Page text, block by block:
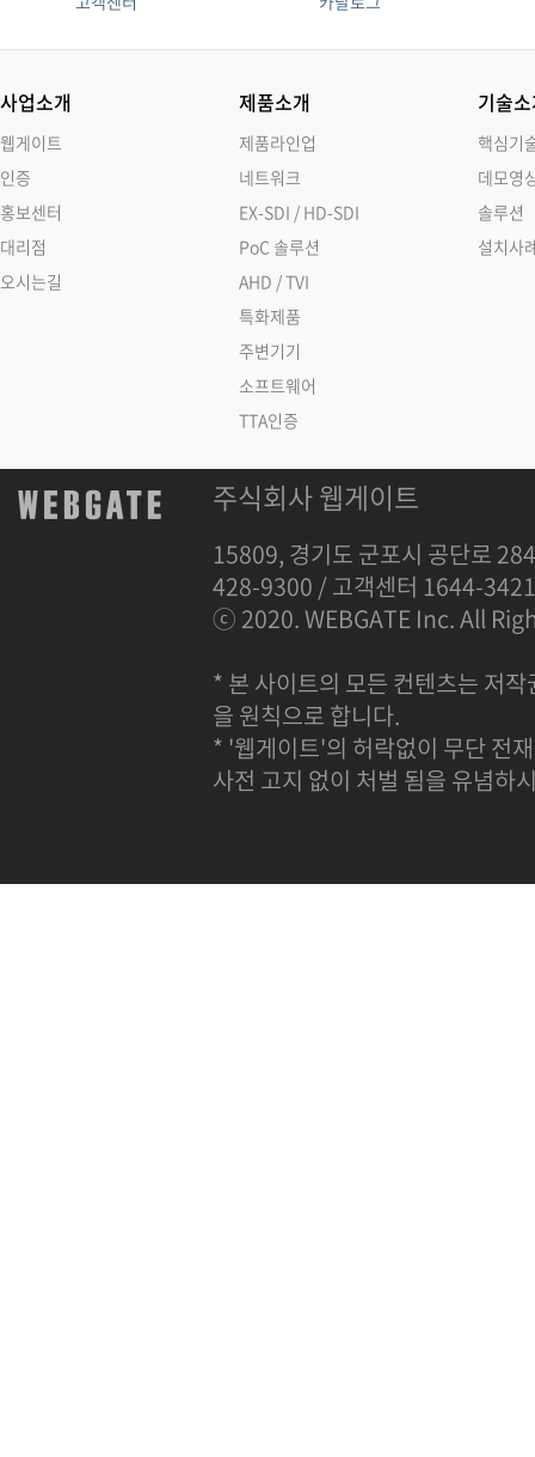
사업소개
웹게이트
인증
홍보센터
대리점
오시는길
제품소개
제품라인업
네트워크
EX-SDI / HD-SDI
PoC 솔루션
AHD / TVI
특화제품
주변기기
소프트웨어
TTA인증
기술
핵심기
데모영
솔루션
설치사
주식회사 웹게이트
15809, 경기도 군포시 공단로
428-9300 / 고객센터 1644-
ⓒ 2020. WEBGATE Inc. All
* 본 사이트의 모든 컨텐츠는 저
을 원칙으로 합니다.
* '웹게이트'의 허락없이 무단 전
사전 고지 없이 처벌 됨을 유념하